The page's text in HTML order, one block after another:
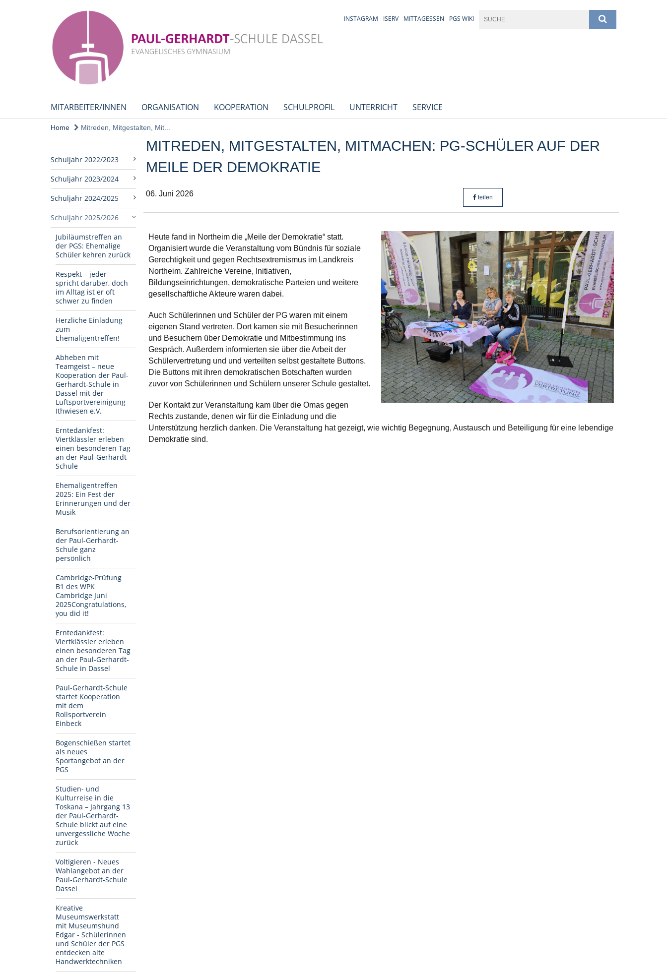
INSTAGRAM ISERV MITTAGESSEN PGS WIKI
MITARBEITER/INNEN ORGANISATION KOOPERATION SCHULPROFIL UNTERRICHT SERVICE
Home Mitreden, Mitgestalten, Mit...
Schuljahr 2022/2023
Schuljahr 2023/2024
Schuljahr 2024/2025
Schuljahr 2025/2026
Jubiläumstreffen an
der PGS: Ehemalige
Schüler kehren zurück
Respekt – jeder
spricht darüber, doch
im Alltag ist er oft
schwer zu finden
Herzliche Einladung
zum
Ehemaligentreffen!
Abheben mit
Teamgeist – neue
Kooperation der Paul-
Gerhardt-Schule in
Dassel mit der
Luftsportvereinigung
Ithwiesen e.V.
Erntedankfest:
Viertklässler erleben
einen besonderen Tag
an der Paul-Gerhardt-
Schule
Ehemaligentreffen
2025: Ein Fest der
Erinnerungen und der
Musik
Berufsorientierung an
der Paul-Gerhardt-
Schule ganz
persönlich
Cambridge-Prüfung
B1 des WPK
Cambridge Juni
2025Congratulations,
you did it!
Erntedankfest:
Viertklässler erleben
einen besonderen Tag
an der Paul-Gerhardt-
Schule in Dassel
Paul-Gerhardt-Schule
startet Kooperation
mit dem
Rollsportverein
Einbeck
Bogenschießen startet
als neues
Sportangebot an der
PGS
Studien- und
Kulturreise in die
Toskana – Jahrgang 13
der Paul-Gerhardt-
Schule blickt auf eine
unvergessliche Woche
zurück
Voltigieren - Neues
Wahlangebot an der
Paul-Gerhardt-Schule
Dassel
Kreative
Museumswerkstatt
mit Museumshund
Edgar - Schülerinnen
und Schüler der PGS
entdecken alte
Handwerktechniken
MITREDEN, MITGESTALTEN, MITMACHEN: PG-SCHÜLER AUF DER
MEILE DER DEMOKRATIE
06. Juni 2026 teilen
Heute fand in Northeim die „Meile der Demokratie“ statt.
Organisiert wurde die Veranstaltung vom Bündnis für soziale
Gerechtigkeit und gegen Rechtsextremismus im Landkreis
Northeim. Zahlreiche Vereine, Initiativen,
Bildungseinrichtungen, demokratische Parteien und weitere
gesellschaftliche Akteure waren dabei.
Auch Schülerinnen und Schüler der PG waren mit einem
eigenen Stand vertreten. Dort kamen sie mit Besucherinnen
und Besuchern über Demokratie und Mitbestimmung ins
Gespräch. Außerdem informierten sie über die Arbeit der
Schülervertretung und und verteilten selbst gestaltete Buttons.
Die Buttons mit ihren demokratischen Botschaften wurden
zuvor von Schülerinnen und Schülern unserer Schule gestaltet.
Der Kontakt zur Veranstaltung kam über die Omas gegen
Rechts zustande, denen wir für die Einladung und die
Unterstützung herzlich danken. Die Veranstaltung hat gezeigt, wie wichtig Begegnung, Austausch und Beteiligung für eine lebendige
Demokratie sind.